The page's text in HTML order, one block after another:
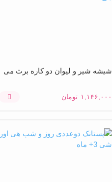
شیشه شیر و لیوان دو کاره برث می
۱,۱۴۶,۰۰۰ تومان